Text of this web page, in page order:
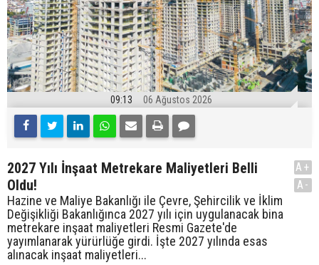
09:13 06 Ağustos 2026
2027 Yılı İnşaat Metrekare Maliyetleri Belli
Oldu!
Hazine ve Maliye Bakanlığı ile Çevre, Şehircilik ve İklim
Değişikliği Bakanlığınca 2027 yılı için uygulanacak bina
metrekare inşaat maliyetleri Resmi Gazete'de
yayımlanarak yürürlüğe girdi. İşte 2027 yılında esas
alınacak inşaat maliyetleri...
A+
A-